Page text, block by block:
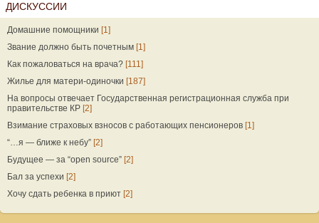
ДИСКУССИИ
Домашние помощники [1]
Звание должно быть почетным [1]
Как пожаловаться на врача? [111]
Жилье для матери-одиночки [187]
На вопросы отвечает Государственная регистрационная служба при
правительстве КР [2]
Взимание страховых взносов с работающих пенсионеров [1]
“…я — ближе к небу” [2]
Будущее — за “open source” [2]
Бал за успехи [2]
Хочу сдать ребенка в приют [2]